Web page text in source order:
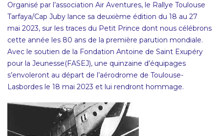
Organisé par l’association Air Aventures, le Rallye Toulouse
Tarfaya/Cap Juby lance sa deuxième édition du 18 au 27
mai 2023, sur les traces du Petit Prince dont nous célébrons
cette année les 80 ans de la première parution mondiale.
Avec le soutien de la Fondation Antoine de Saint Exupéry
pour la Jeunesse(FASEJ), une quinzaine d’équipages
s’envoleront au départ de l’aérodrome de Toulouse-
Lasbordes le 18 mai 2023 et lui rendront hommage.